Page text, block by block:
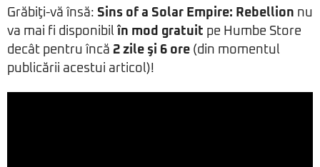
Grăbiţi-vă însă: Sins of a Solar Empire: Rebellion nu
va mai fi disponibil în mod gratuit pe Humbe Store
decât pentru încă 2 zile şi 6 ore (din momentul
publicării acestui articol)!